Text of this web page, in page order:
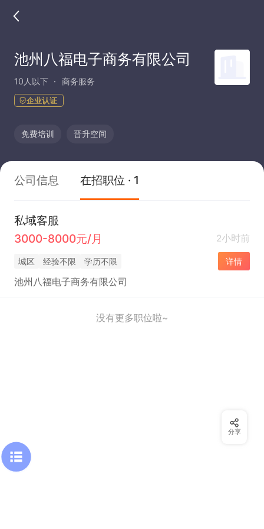
池州八福电子商务有限公司
10人以下 商务服务
企业认证
免费培训 晋升空间
公司信息 在招职位 · 1
私域客服
3000-8000元/月
2小时前
城区 经验不限 学历不限 详情
池州八福电子商务有限公司
没有更多职位啦~
分享